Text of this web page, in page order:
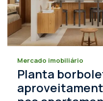
Mercado imobiliário
Planta